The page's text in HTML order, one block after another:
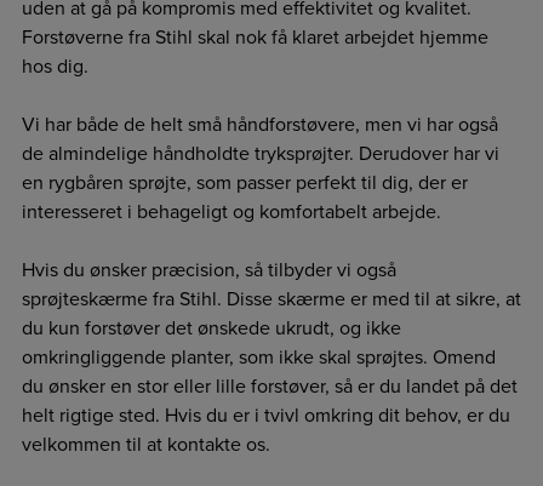
uden at gå på kompromis med effektivitet og kvalitet.
Forstøverne fra Stihl skal nok få klaret arbejdet hjemme
hos dig.
Vi har både de helt små håndforstøvere, men vi har også
de almindelige håndholdte tryksprøjter. Derudover har vi
en rygbåren sprøjte, som passer perfekt til dig, der er
interesseret i behageligt og komfortabelt arbejde.
Hvis du ønsker præcision, så tilbyder vi også
sprøjteskærme fra Stihl. Disse skærme er med til at sikre, at
du kun forstøver det ønskede ukrudt, og ikke
omkringliggende planter, som ikke skal sprøjtes. Omend
du ønsker en stor eller lille forstøver, så er du landet på det
helt rigtige sted. Hvis du er i tvivl omkring dit behov, er du
velkommen til at kontakte os.